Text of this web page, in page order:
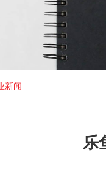
新闻
乐